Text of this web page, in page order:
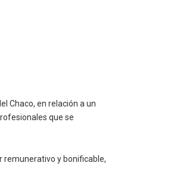
Chaco, en relación a un
que se
remunerativo y bonificable,